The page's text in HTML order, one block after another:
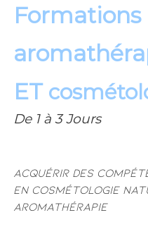
Formations
ET
De 1 à 3 Jours
Acquérir des
en cosmétologie
aromathérapie